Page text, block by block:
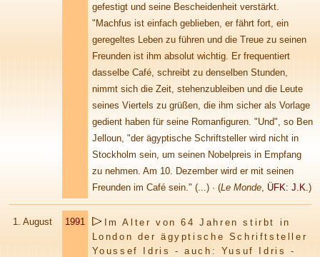
gefestigt und seine Bescheidenheit verstärkt.
"Machfus ist einfach geblieben, er fährt fort, ein
geregeltes Leben zu führen und die Treue zu seinen
Freunden ist ihm absolut wichtig. Er frequentiert
dasselbe Café, schreibt zu denselben Stunden,
nimmt sich die Zeit, stehenzubleiben und die Leute
seines Viertels zu grüßen, die ihm sicher als Vorlage
gedient haben für seine Romanfiguren. "Und", so Ben
Jelloun, "der ägyptische Schriftsteller wird nicht in
Stockholm sein, um seinen Nobelpreis in Empfang
zu nehmen. Am 10. Dezember wird er mit seinen
Freunden im Café sein." (...)· (Le Monde, ÜFK: J.K. )
1. August 1991
Im Alter von 64 Jahren stirbt in
London der ägyptische Schriftsteller
Youssef Idris - auch: Yusuf Idris -